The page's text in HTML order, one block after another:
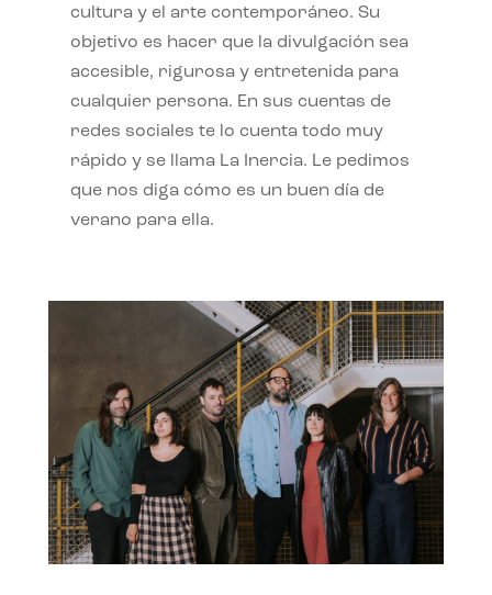
cultura y el arte contemporáneo. Su
objetivo es hacer que la divulgación sea
accesible, rigurosa y entretenida para
cualquier persona. En sus cuentas de
redes sociales te lo cuenta todo muy
rápido y se llama La Inercia. Le pedimos
que nos diga cómo es un buen día de
verano para ella.